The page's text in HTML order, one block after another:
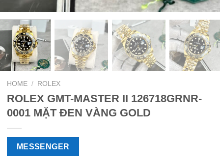
HOME / ROLEX
ROLEX GMT-MASTER II 126718GRNR-
0001 MẶT ĐEN VÀNG GOLD
MESSENGER